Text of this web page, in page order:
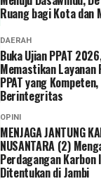
Ruang bagi Kota dan
DAERAH
Buka Ujian PPAT
Memastikan
PPAT yang
Berintegritas
OPINI
MENJAGA JANTUNG
NUSANTARA (2)
Perdagangan Karbon
Ditentukan di Jambi